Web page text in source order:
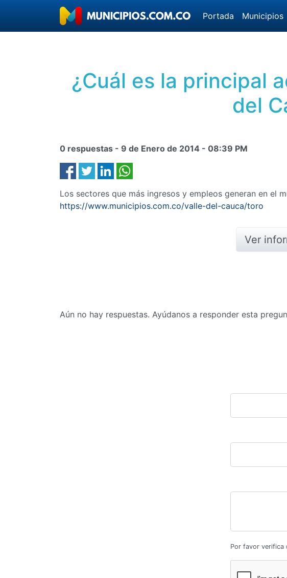
Portada Municipios
¿Cuál es la principal
del
0 respuestas - 9 de Enero de 2014 - 08:39 PM
Los sectores que más ingresos y empleos generan en el
https://www.municipios.com.co/valle-del-cauca/toro
Ver
Aún no hay respuestas. Ayúdanos a responder esta
Por favor verifica